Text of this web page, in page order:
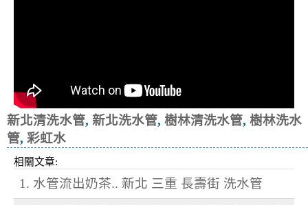
新北清洗水管, 新北洗水管, 樹林清洗水管, 樹林洗水
管, 彩虹水
相關文章:
1. 水管流出奶茶.. 新北 三重 長壽街 洗水管